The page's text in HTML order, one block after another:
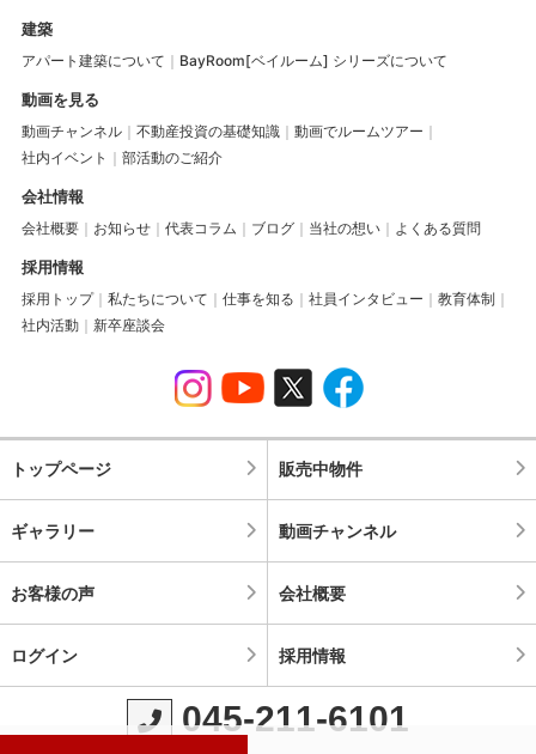
建築
アパート建築について BayRoom[ベイルーム] シリーズについて
動画を見る
動画チャンネル 不動産投資の基礎知識
動画でルームツアー
社内イベント
部活動のご紹介
会社情報
会社概要 お知らせ 代表コラム ブログ 当社の想い よくある質問
採用情報
採用トップ 私たちについて 仕事を知る 社員インタビュー
教育体制
社内活動
新卒座談会
トップページ 販売中物件
ギャラリー 動画チャンネル
お客様の声 会社概要
ログイン 採用情報
045-211-6101